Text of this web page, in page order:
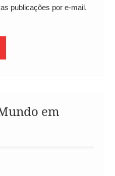
publicações por e-mail.
em